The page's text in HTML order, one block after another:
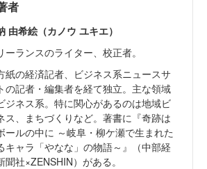
者
由希絵（カノウ ユキエ）
ーランスのライター、校正者。
紙の経済記者、ビジネス系ニュースサ
の記者・編集者を経て独立。主な領域
ジネス系。特に関心があるのは地域ビ
ス、まちづくりなど。著書に『奇跡は
ールの中に ～岐阜・柳ケ瀬で生まれた
キャラ「やなな」の物語～』（中部経
聞社×ZENSHIN）がある。